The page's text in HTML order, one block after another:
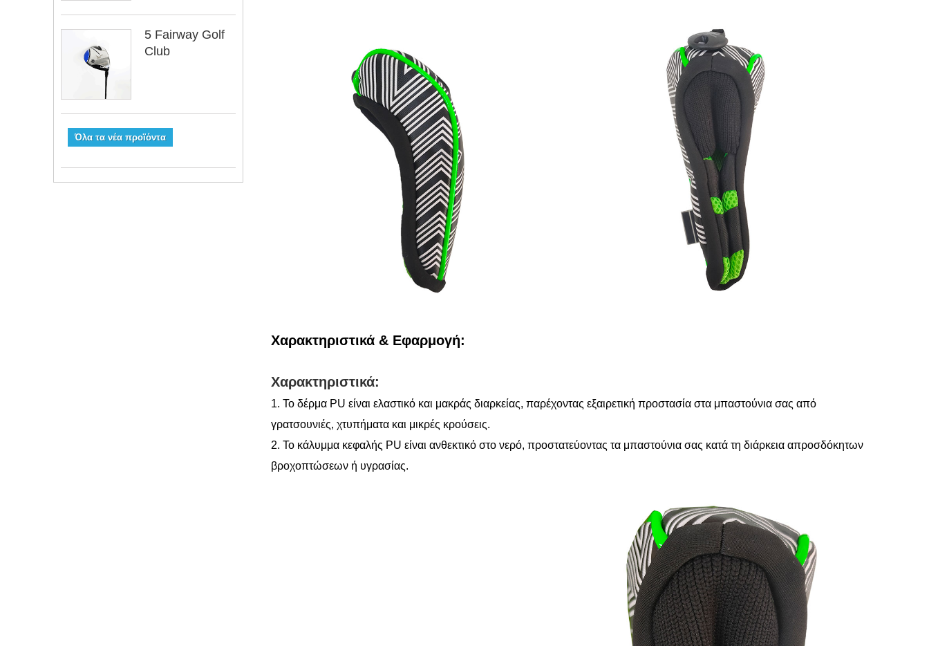
5 Fairway Golf
Club
Όλα τα νέα προϊόντα
Χαρακτηριστικά & Εφαρμογή:
Χαρακτηριστικά:
1. Το δέρμα PU είναι ελαστικό και μακράς διαρκείας, παρέχοντας εξαιρετική προστασία στα μπαστούνια σας από
γρατσουνιές, χτυπήματα και μικρές κρούσεις.
2. Το κάλυμμα κεφαλής PU είναι ανθεκτικό στο νερό, προστατεύοντας τα μπαστούνια σας κατά τη διάρκεια απροσδόκητων
βροχοπτώσεων ή υγρασίας.